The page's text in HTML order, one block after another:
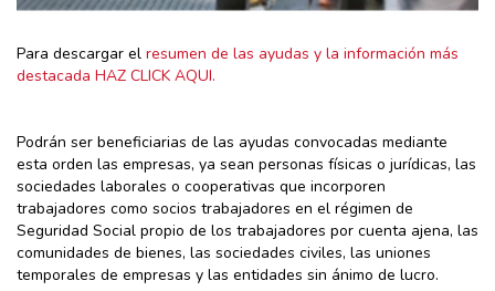
Para descargar el resumen de las ayudas y la información más
destacada HAZ CLICK AQUI.
Podrán ser beneficiarias de las ayudas convocadas mediante
esta orden las empresas, ya sean personas físicas o jurídicas, las
sociedades laborales o cooperativas que incorporen
trabajadores como socios trabajadores en el régimen de
Seguridad Social propio de los trabajadores por cuenta ajena, las
comunidades de bienes, las sociedades civiles, las uniones
temporales de empresas y las entidades sin ánimo de lucro.